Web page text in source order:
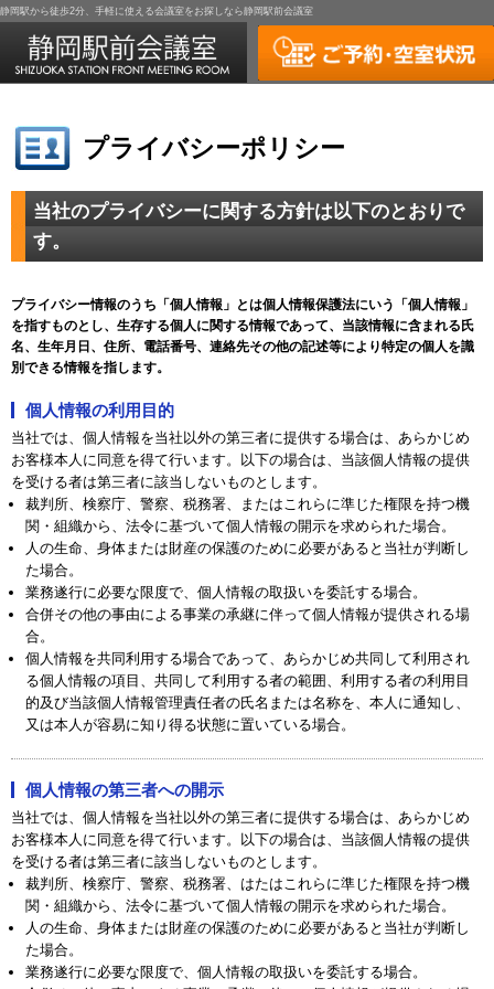
静岡駅から徒歩2分、手軽に使える会議室をお探しなら静岡駅前会議室
プライバシーポリシー
当社のプライバシーに関する方針は以下のとおりで
す。
プライバシー情報のうち「個人情報」とは個人情報保護法にいう「個人情報」
を指すものとし、生存する個人に関する情報であって、当該情報に含まれる氏
名、生年月日、住所、電話番号、連絡先その他の記述等により特定の個人を識
別できる情報を指します。
個人情報の利用目的
当社では、個人情報を当社以外の第三者に提供する場合は、あらかじめ
お客様本人に同意を得て行います。以下の場合は、当該個人情報の提供
を受ける者は第三者に該当しないものとします。
裁判所、検察庁、警察、税務署、またはこれらに準じた権限を持つ機
関・組織から、法令に基づいて個人情報の開示を求められた場合。
人の生命、身体または財産の保護のために必要があると当社が判断し
た場合。
業務遂行に必要な限度で、個人情報の取扱いを委託する場合。
合併その他の事由による事業の承継に伴って個人情報が提供される場
合。
個人情報を共同利用する場合であって、あらかじめ共同して利用され
る個人情報の項目、共同して利用する者の範囲、利用する者の利用目
的及び当該個人情報管理責任者の氏名または名称を、本人に通知し、
又は本人が容易に知り得る状態に置いている場合。
個人情報の第三者への開示
当社では、個人情報を当社以外の第三者に提供する場合は、あらかじめ
お客様本人に同意を得て行います。以下の場合は、当該個人情報の提供
を受ける者は第三者に該当しないものとします。
裁判所、検察庁、警察、税務署、はたはこれらに準じた権限を持つ機
関・組織から、法令に基づいて個人情報の開示を求められた場合。
人の生命、身体または財産の保護のために必要があると当社が判断し
た場合。
業務遂行に必要な限度で、個人情報の取扱いを委託する場合。